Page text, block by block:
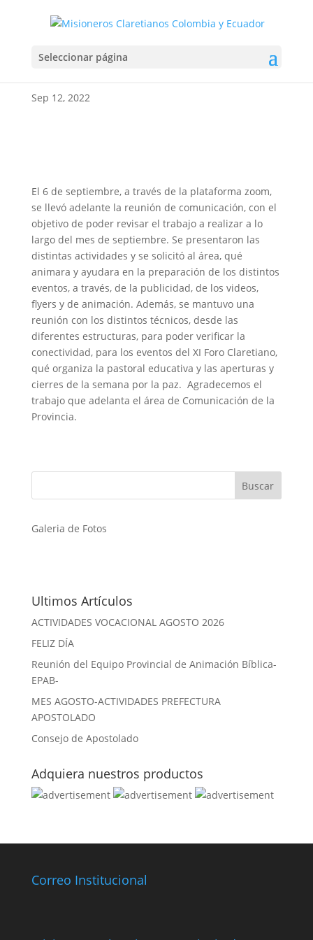
Seleccionar página
REUNIÓN DEL EQUIPO
DE COMUNICACIÓN
Sep 12, 2022
El 6 de septiembre, a través de la plataforma zoom,
se llevó adelante la reunión de comunicación, con el
objetivo de poder revisar el trabajo a realizar a lo
largo del mes de septiembre. Se presentaron las
distintas actividades y se solicitó al área, qué
animara y ayudara en la preparación de los distintos
eventos, a través, de la publicidad, de los videos,
flyers y de animación. Además, se mantuvo una
reunión con los distintos técnicos, desde las
diferentes estructuras, para poder verificar la
conectividad, para los eventos del XI Foro Claretiano,
qué organiza la pastoral educativa y las aperturas y
cierres de la semana por la paz. Agradecemos el
trabajo que adelanta el área de Comunicación de la
Provincia.
Galeria de Fotos
Ultimos Artículos
ACTIVIDADES VOCACIONAL AGOSTO 2026
FELIZ DÍA
Reunión del Equipo Provincial de Animación Bíblica-
EPAB-
MES AGOSTO-ACTIVIDADES PREFECTURA
APOSTOLADO
Consejo de Apostolado
Adquiera nuestros productos
Correo Institucional